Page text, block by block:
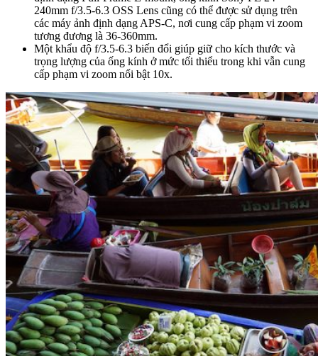
240mm f/3.5-6.3 OSS Lens cũng có thể được sử dụng trên
các máy ảnh định dạng APS-C, nơi cung cấp phạm vi zoom
tương đương là 36-360mm.
Một khẩu độ f/3.5-6.3 biến đổi giúp giữ cho kích thước và
trọng lượng của ống kính ở mức tối thiểu trong khi vẫn cung
cấp phạm vi zoom nổi bật 10x.